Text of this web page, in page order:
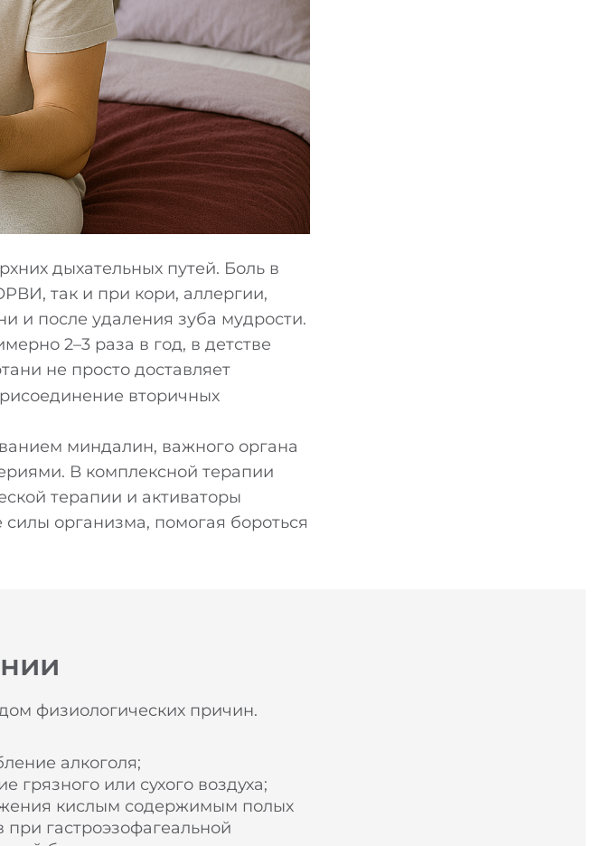
дыхательных путей. Боль в
так и при кори, аллергии,
и после удаления зуба мудрости.
2–3 раза в год, в детстве
не просто доставляет
вторичных
миндалин, важного органа
В комплексной терапии
терапии и активаторы
организма, помогая бороться
физиологических причин.
алкоголя;
грязного или сухого воздуха;
кислым содержимым полых
при гастроэзофагеальной